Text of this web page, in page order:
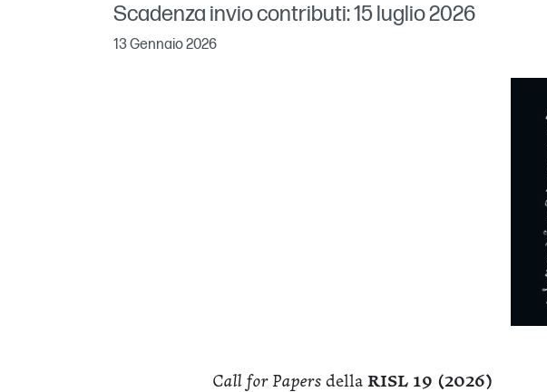
Scadenza invio contributi: 15 luglio 2026
13 Gennaio 2026
Call for Papersdella RISL 19 (2026)